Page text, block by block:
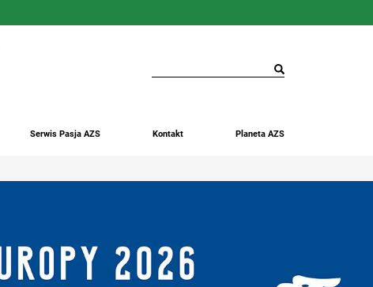
Serwis Pasja AZS Kontakt Planeta AZS